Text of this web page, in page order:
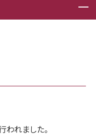
れました。